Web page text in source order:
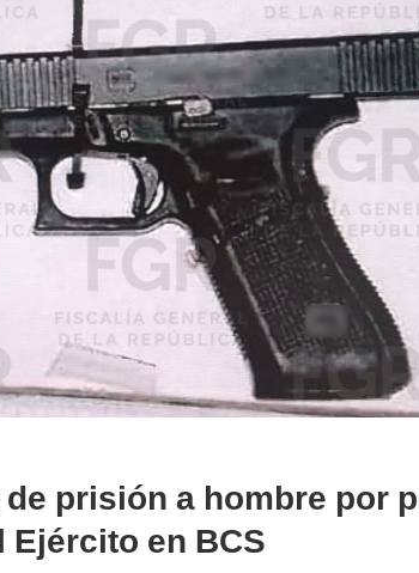
prisión a hombre por
en BCS